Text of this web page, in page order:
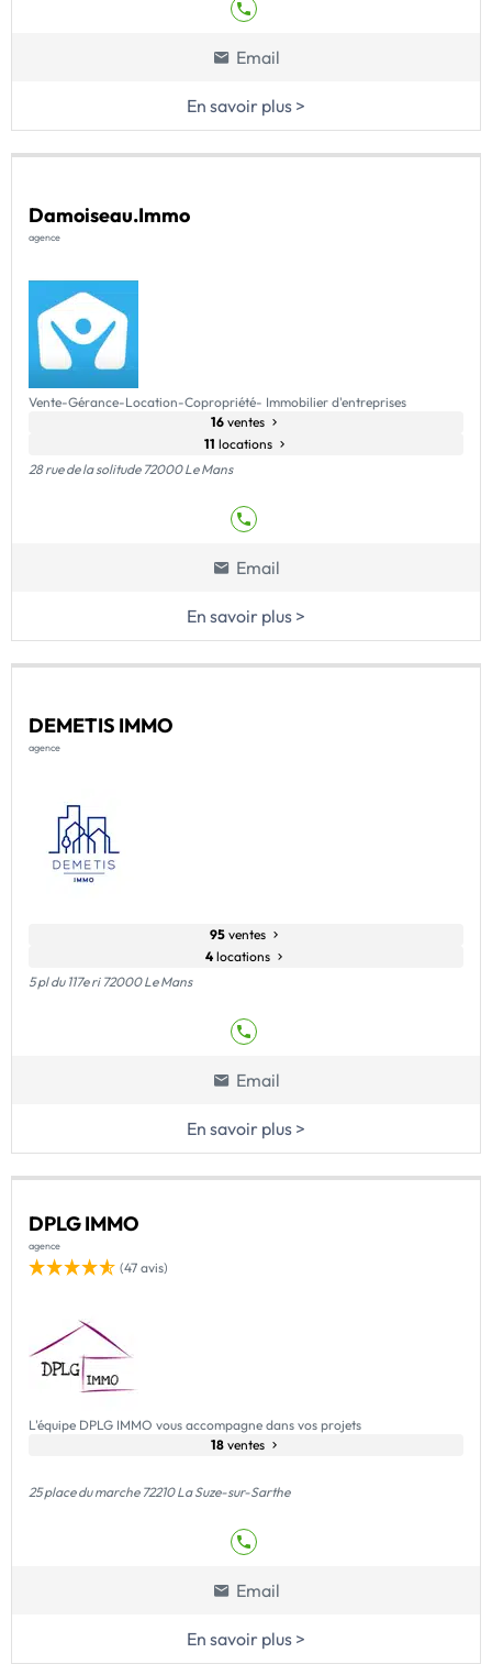
Email
En savoir plus >
Damoiseau.Immo
agence
Vente-Gérance-Location-Copropriété- Immobilier d'entreprises
16 ventes
11 locations
28 rue de la solitude 72000 Le Mans
Email
En savoir plus >
DEMETIS IMMO
agence
95 ventes
4 locations
5 pl du 117e ri 72000 Le Mans
Email
En savoir plus >
DPLG IMMO
agence
(47 avis)
L'équipe DPLG IMMO vous accompagne dans vos projets
18 ventes
25 place du marche 72210 La Suze-sur-Sarthe
Email
En savoir plus >